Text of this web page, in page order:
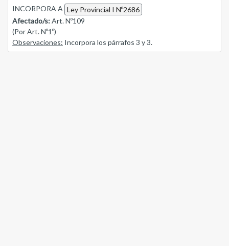
INCORPORA A Ley Provincial I Nº2686
Afectado/s:Art. Nº109
(Por Art. Nº1º)
Observaciones: Incorpora los párrafos 3 y 3.